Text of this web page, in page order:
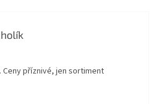
je 4 z 5 hvězdiček.
příznivé, jen sortiment